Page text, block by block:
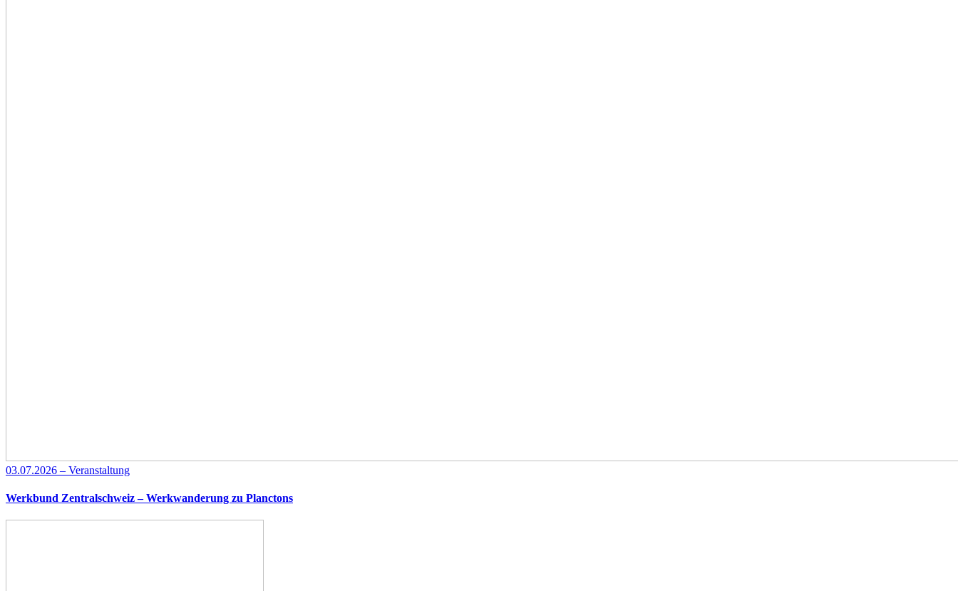
03.07.2026 – Veranstaltung
Werkbund Zentralschweiz – Werkwanderung zu Planctons